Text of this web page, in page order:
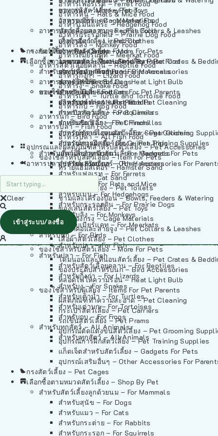
อาหารเฟอร์เร็ต – Ferret Food
อาหารหนู – Rats & Mice Food
อาหารเม่นแคระ – Hedgehog Food
อาหารกระรอกดิน – Prairie Dog Food
อาหารลิง – Monkey Food
อาหารเมียร์แคท – Meerkat Food
อาหารสัตว์เลี้อยคลาน – Reptile Food
อาหารกิ้งก่า – Lizard Food
อาหารงู – Snake Food
อาหารเต่า – Turtle and Tortoise Food
อาหารกบ – Frog Food
อาหารนก – Bird Food
อาหารปลา – Fish Food
อาหารปลา – All Fish Food
อุปกรณและผลิตภัณฑ์สำหรับสัตว์เลี้ยง – Pet Accessories
ของใช้สำหรับสัตว์เลี้ยง – Item For Pets
ทรายแฮมสเตอร์ – Hamster Sand
ทรายแมว – Cat Sand
ห้องน้ำสัตว์เลี้ยง – Pet Toilets
ชามและเครื่องป้อน – Bowls, Feeders & Watering
ของเล่นสัตว์เลี้ยง – Pet Toys
วัสดุรองกรง – Cage Materials
ปลอกคอและสายจูง – Pet Collars & Leashes
เสื้อผ้าสัตว์เลี้ยง – Pet Clothes
ของใช้สำหรับสัตว์เลี้ยง – More For Pets
โดมนอนและที่นอนสัตว์เลี้ยง – Pet Crates &
ของประดับสำหรับนก – Bird Accessories
หลอดไฟให้ความร้อน – Heat Light Bulb
ของใช้สำหรับผู้เลี้ยง – Items For Pet Parents
ผลิตภัณฑ์ทำความสะอาด – Pet Cleaning
กระเป๋าสัตว์เลี้ยง – Pet Carriers
รถเข็นสัตว์เลี้ยง – Pet Prams
อุปกรณ์ตัดแต่งขนสัตว์เลี้ยง – Pet Grooming
อุปกรณ์การฝึกสัตว์เลี้ยง – Pet Training Supplies
แก็ดเจ็ตสำหรับสัตว์เลี้ยง – Gadgets For Pets
อุปกรณ์เสริมอื่นๆ – Other Accessories For
กรงสัตว์เลี้ยง – Pet Cages
เลือกซื้อตามหมวดสัตว์เลี้ยง – Shop By Pet
สำหรับสัตว์เลี้ยงลูกด้วยนม – For Mammals
สำหรับสุนัข – For Dogs
สำหรับแมว – For Cats
สำหรับกระต่าย – For Rabbits
สำหรับกระรอก – For Squirrels
อาหารลิง – Monkey Food
อาหารเมียร์แคท – Meerkat Food
อาหารสัตว์เลี้อยคลาน – Reptile Food
อาหารกิ้งก่า – Lizard Food
อาหารงู – Snake Food
อาหารเต่า – Turtle and Tortoise Food
อาหารกบ – Frog Food
อาหารนก – Bird Food
อาหารปลา – Fish Food
อาหารปลา – All Fish Food
ของเล่นสัตว์เลี้ยง – Pet Toys
วัสดุรองกรง – Cage Materials
ปลอกคอและสายจูง – Pet Collars & Leashes
เสื้อผ้าสัตว์เลี้ยง – Pet Clothes
ของใช้สำหรับสัตว์เลี้ยง – More For Pets
โดมนอนและที่นอนสัตว์เลี้ยง – Pet Crates &
ของประดับสำหรับนก – Bird Accessories
หลอดไฟให้ความร้อน – Heat Light Bulb
ของใช้สำหรับผู้เลี้ยง – Items For Pet Parents
ผลิตภัณฑ์ทำความสะอาด – Pet Cleaning
กระเป๋าสัตว์เลี้ยง – Pet Carriers
รถเข็นสัตว์เลี้ยง – Pet Prams
อุปกรณ์ตัดแต่งขนสัตว์เลี้ยง – Pet Grooming
อุปกรณ์การฝึกสัตว์เลี้ยง – Pet Training Supplies
แก็ดเจ็ตสำหรับสัตว์เลี้ยง – Gadgets For Pets
อุปกรณ์เสริมอื่นๆ – Other Accessories For
กรงสัตว์เลี้ยง – Pet Cages
เลือกซื้อตามหมวดสัตว์เลี้ยง – Shop By Pet
สำหรับสัตว์เลี้ยงลูกด้วยนม – For Mammals
สำหรับสุนัข – For Dogs
สำหรับแมว – For Cats
สำหรับกระต่าย – For Rabbits
สำหรับกระรอก – For Squirrels
สำหรับชินชิล่า – For Chinchillas
สำหรับชูการ์ไกลเดอร์ – For Sugar Gliders
สำหรับหนูแกสบี้ – For Guinea Pigs
สำหรับสัตว์เลี้ยงลูกด้วยนม – For Mammals
สำหรับแฮมสเตอร์ – For Hamsters
สำหรับเฟอเรท – For Ferrets
สำหรับหนู – For Rats and Mice
สำหรับเม่น – For Hedgehogs
สำหรับกระรอกดิน – For Prairie Dogs
สำหรับลิง – For Monkeys
สำหรับเมียร์แคท – For Meerkats
สำหรับนก – For Birds
สำหรับปลา – For Fish
สำหรับปลา – For Fish
สำหรับสัตว์เลื้อยคลาน – For Reptiles
สำหรับกิ้งก่า – For Lizards
สำหรับงู – For Snakes
สำหรับเต่าน้ำ – For Turtles
สำหรับเต่าบก – For Tortoises
สำหรับกบ – For Frogs
สำหรับทุกสัตว์ – All Animals
สำหรับทุกสัตว์ – All Animals
อาหารปลา – Fish Food
Clear
เข้าสู่ระบบ/ลงชื่อ